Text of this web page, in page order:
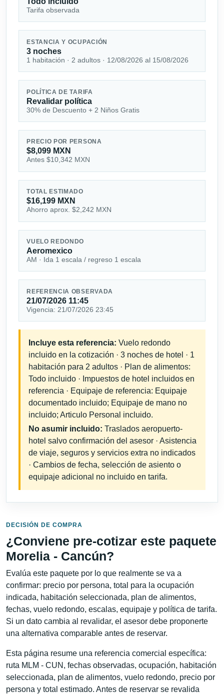
Tarifa observada
ESTANCIA Y OCUPACIÓN
3 noches
1 habitación · 2 adultos · 12/08/2026 al 15/08/2026
POLÍTICA DE TARIFA
Revalidar política
30% de Descuento + 2 Niños Gratis
PRECIO POR PERSONA
$8,099 MXN
Antes $10,342 MXN
TOTAL ESTIMADO
$16,199 MXN
Ahorro aprox. $2,242 MXN
VUELO REDONDO
Aeromexico
AM · Ida 1 escala / regreso 1 escala
REFERENCIA OBSERVADA
21/07/2026 11:45
Vigencia: 21/07/2026 23:45
Incluye esta referencia: Vuelo redondo
incluido en la cotización · 3 noches de hotel · 1
habitación para 2 adultos · Plan de alimentos:
Todo incluido · Impuestos de hotel incluidos en
referencia · Equipaje de referencia: Equipaje
documentado incluido; Equipaje de mano no
incluido; Articulo Personal incluido.
No asumir incluido: Traslados aeropuerto-
hotel salvo confirmación del asesor · Asistencia
de viaje, seguros y servicios extra no indicados
· Cambios de fecha, selección de asiento o
equipaje adicional no incluido en tarifa.
DECISIÓN DE COMPRA
¿Conviene pre-cotizar este paquete
Morelia - Cancún?
Evalúa este paquete por lo que realmente se va a
confirmar: precio por persona, total para la ocupación
indicada, habitación seleccionada, plan de alimentos,
fechas, vuelo redondo, escalas, equipaje y política de tarifa.
Si un dato cambia al revalidar, el asesor debe proponerte
una alternativa comparable antes de reservar.
Esta página resume una referencia comercial específica:
ruta MLM - CUN, fechas observadas, ocupación, habitación
seleccionada, plan de alimentos, vuelo redondo, precio por
persona y total estimado. Antes de reservar se revalida